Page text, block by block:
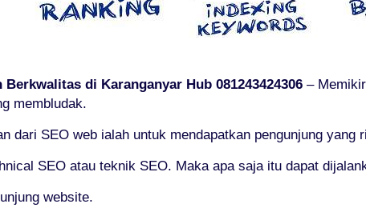
di Karanganyar Hub 081243424306–
membludak.
dari SEO web ialah untuk mendapatkan pengunjung yang
SEO atau teknik SEO. Maka apa saja itu dapat
website.